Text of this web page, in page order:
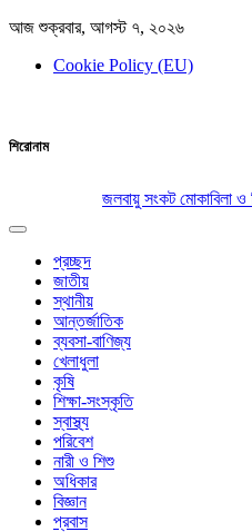
আজ শুক্রবার, আগস্ট ৭, ২০২৬
Cookie Policy (EU)
দেশের খবর
যুক্ত থাকুন দেশের সঙ্গে
শিরোনাম
জলবায়ু সংকট মোকাবিলা ও
Toggle
navigation
প্রচ্ছদ
জাতীয়
স্থানীয়
আন্তর্জাতিক
ব্যবসা-বাণিজ্য
খেলাধুলা
কৃষি
শিক্ষা-সংস্কৃতি
স্বাস্থ্য
পরিবেশ
নারী ও শিশু
অধিকার
বিজ্ঞান
প্রবাস